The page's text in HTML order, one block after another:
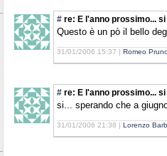
# re: E l'anno prossimo...
Questo è un pò il bello
31/01/2006 15:37 | Romeo
# re: E l'anno prossimo...
si... sperando che a
31/01/2006 21:38 | Lorenzo